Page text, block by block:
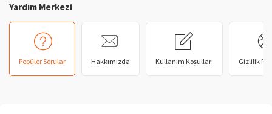
Yardım Merkezi
Popüler Sorular Hakkımızda Kullanım Koşulları Gizlilik